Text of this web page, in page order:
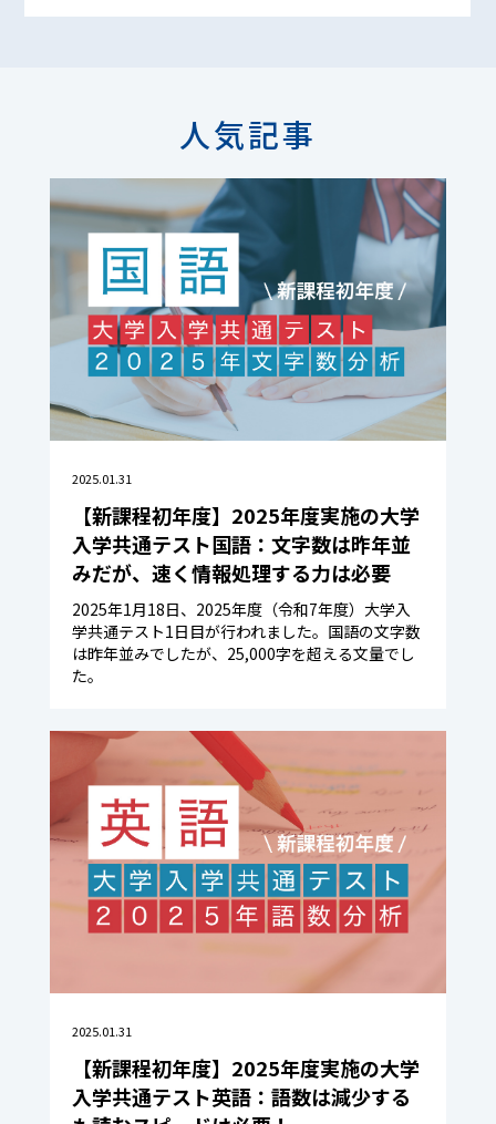
人気記事
2025.01.31
【新課程初年度】2025年度実施の大学
入学共通テスト国語：文字数は昨年並
みだが、速く情報処理する力は必要
2025年1月18日、2025年度（令和7年度）大学入
学共通テスト1日目が行われました。国語の文字数
は昨年並みでしたが、25,000字を超える文量でし
た。
2025.01.31
【新課程初年度】2025年度実施の大学
入学共通テスト英語：語数は減少する